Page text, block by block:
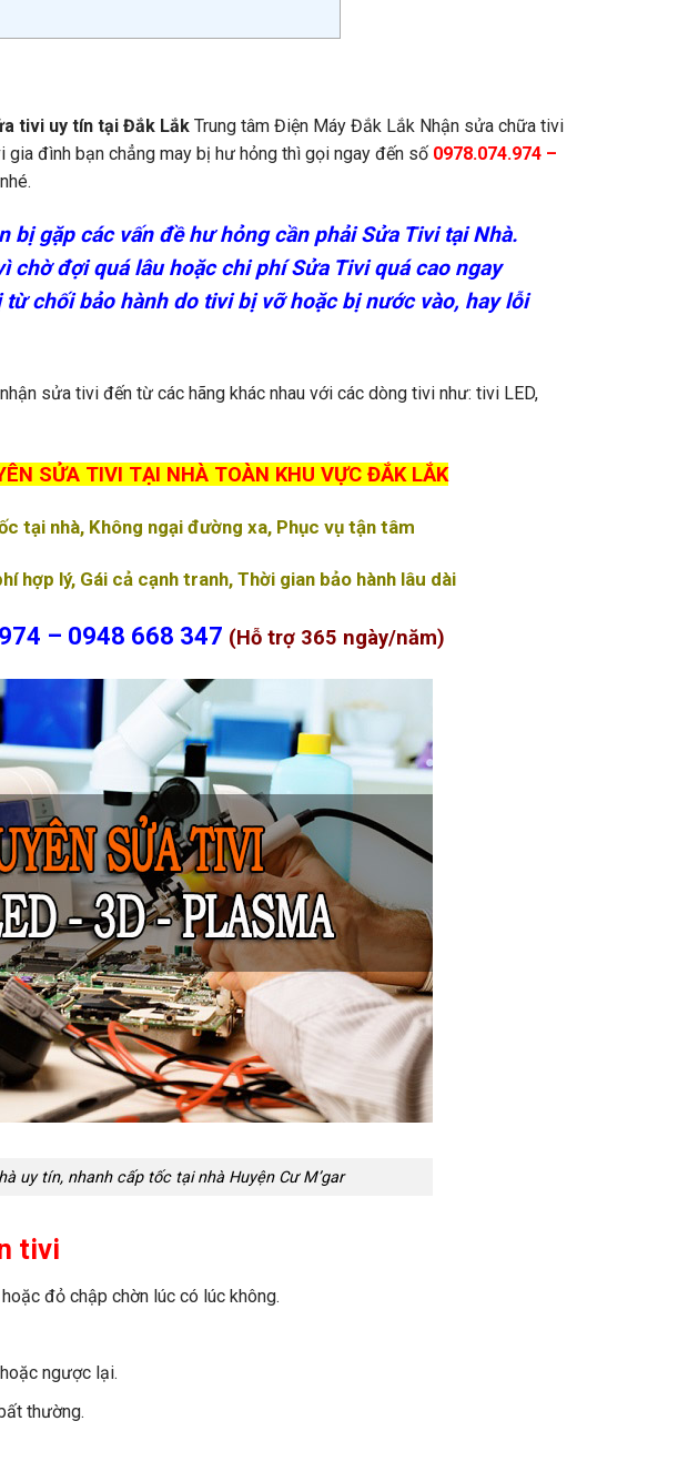
tivi uy tín tại Đắk Lắk Trung tâm Điện Máy Đắk Lắk Nhận sửa chữa tivi
đình bạn chẳng may bị hư hỏng thì gọi ngay đến số 0978.074.974 –
bị gặp các vấn đề hư hỏng cần phải Sửa Tivi tại Nhà.
chờ đợi quá lâu hoặc chi phí Sửa Tivi quá cao ngay
chối bảo hành do tivi bị vỡ hoặc bị nước vào, hay lỗi
sửa tivi đến từ các hãng khác nhau với các dòng tivi như: tivi LED,
SỬA TIVI TẠI NHÀ TOÀN KHU VỰC ĐẮK LẮK
tại nhà, Không ngại đường xa, Phục vụ tận tâm
hợp lý, Gái cả cạnh tranh, Thời gian bảo hành lâu dài
– 0948 668 347 (Hỗ trợ 365 ngày/năm)
uy tín, nhanh cấp tốc tại nhà Huyện Cư M’gar
tivi
đỏ chập chờn lúc có lúc không.
ngược lại.
thường.